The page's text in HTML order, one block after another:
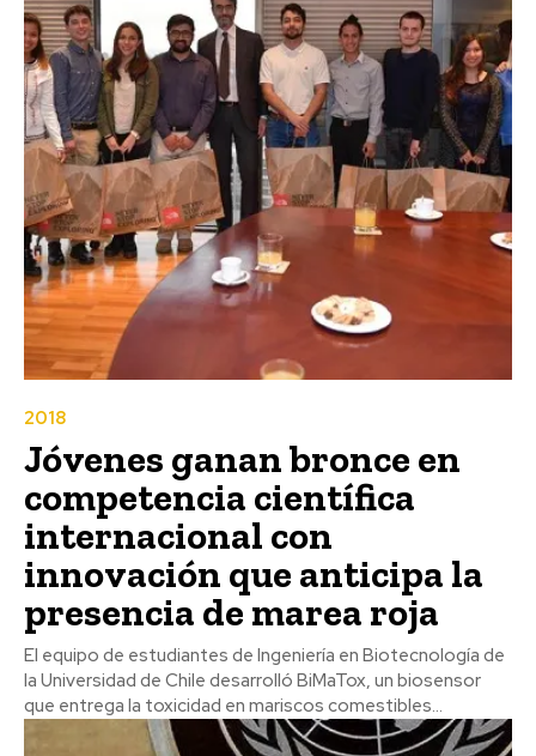
2018
Jóvenes ganan bronce en
competencia científica
internacional con
innovación que anticipa la
presencia de marea roja
El equipo de estudiantes de Ingeniería en Biotecnología de
la Universidad de Chile desarrolló BiMaTox, un biosensor
que entrega la toxicidad en mariscos comestibles...